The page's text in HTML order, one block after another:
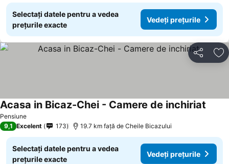
Selectați datele pentru a vedea
prețurile exacte
Vedeți prețurile
Distribuiți
Pensiune
Acasa in Bicaz-Chei - Camere de inchiriat
9,1 Excelent 173 19.7 km faţă de Cheile Bicazului
Selectați datele pentru a vedea
prețurile exacte
Vedeți prețurile